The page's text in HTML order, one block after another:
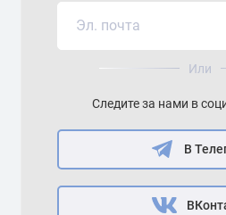
Или
Следите за нами в
В